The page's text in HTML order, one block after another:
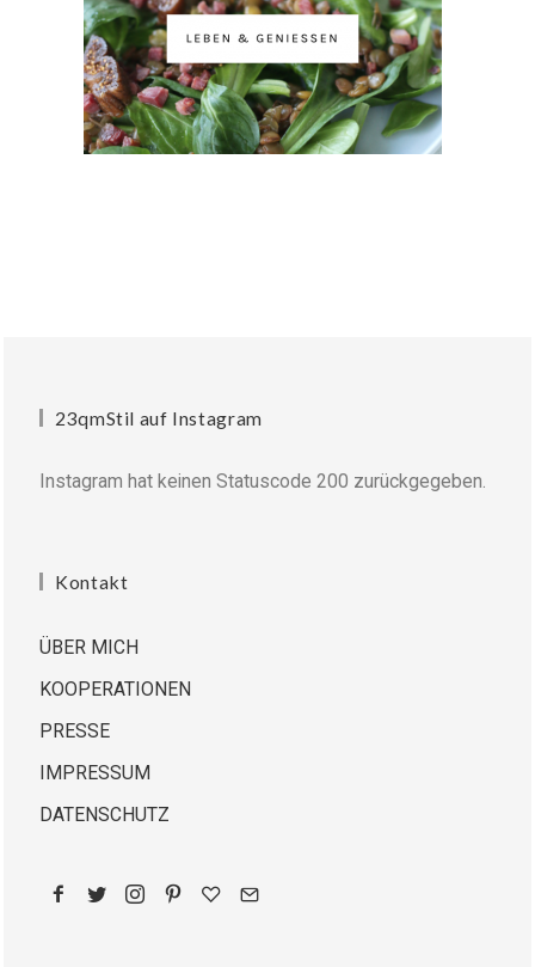
23qmStil auf Instagram
Instagram hat keinen Statuscode 200 zurückgegeben.
Kontakt
ÜBER MICH
KOOPERATIONEN
PRESSE
IMPRESSUM
DATENSCHUTZ